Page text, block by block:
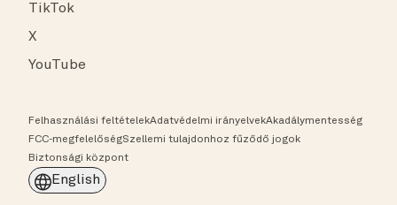
TikTok
X
YouTube
Felhasználási feltételekAdatvédelmi irányelvekAkadálymentesség
FCC-megfelelőségSzellemi tulajdonhoz fűződő jogok
Biztonsági központ
English